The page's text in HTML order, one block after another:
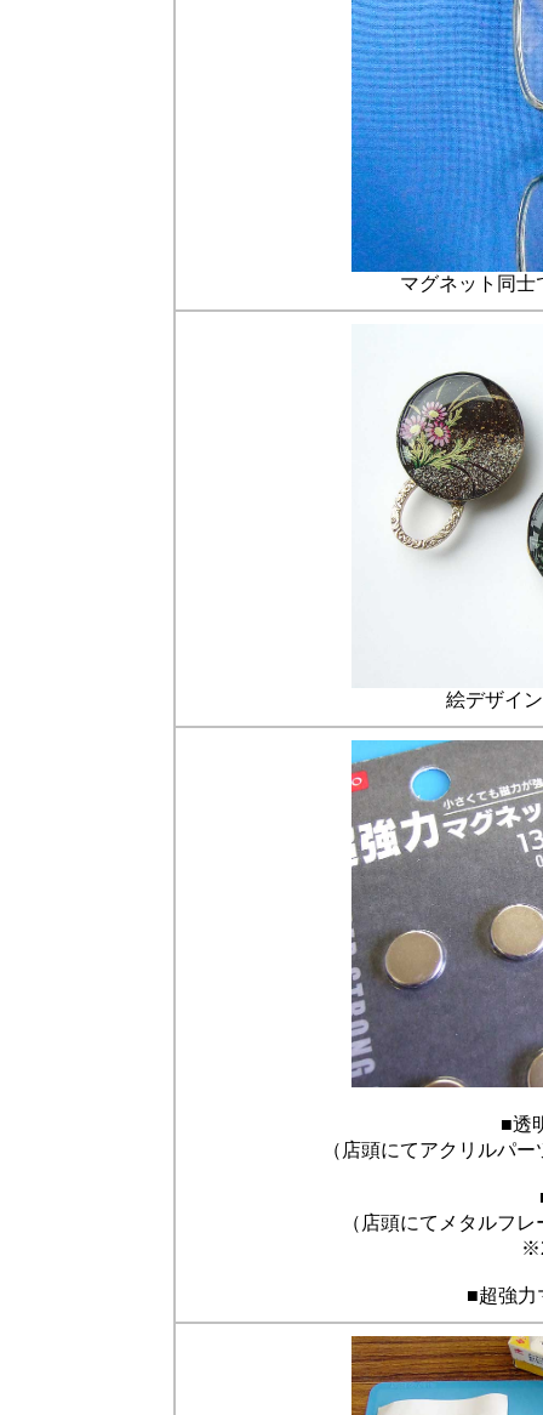
マグネット同士
絵デザイ
■透
（店頭にてアクリルパ
（店頭にてメタルフ
■超強力